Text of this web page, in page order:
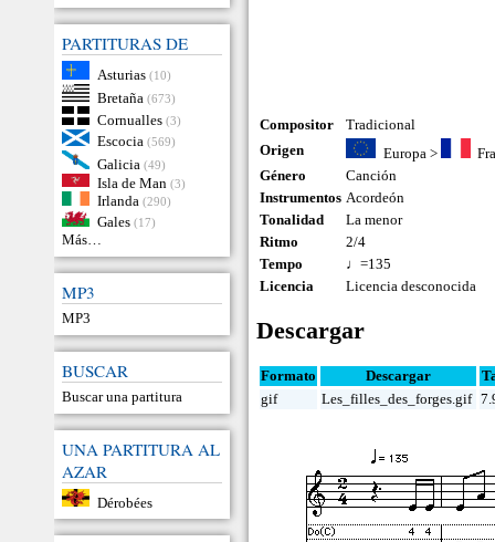
PARTITURAS DE
Asturias (10)
Bretaña (673)
Cornualles (3)
Escocia (569)
Galicia (49)
Isla de Man (3)
Irlanda (290)
Gales (17)
Más…
MP3
MP3
BUSCAR
Buscar una partitura
UNA PARTITURA AL
AZAR
Dérobées
Compositor
Tradicional
Origen
Europa>
Género
Canción
Instrumentos Acordeón
Tonalidad
La menor
Ritmo
2/4
Tempo
♩=135
Licencia
Licencia desconocida
Descargar
Formato Descargar
gif
Les_filles_des_forges.gif